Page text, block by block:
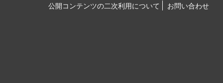
公開コンテンツの二次利用について
お問い合わせ